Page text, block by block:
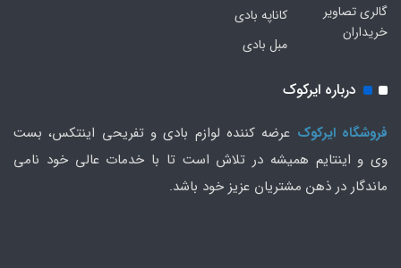
گالری تصاویر
خریداران
کاناپه بادی
مبل بادی
درباره ایرکوک
فروشگاه ایرکوک عرضه کننده لوازم بادی و تفریحی اینتکس، بست
وی و اینتایم همیشه در تلاش است تا با خدمات عالی خود نامی
ماندگار در ذهن مشتریان عزیز خود باشد.